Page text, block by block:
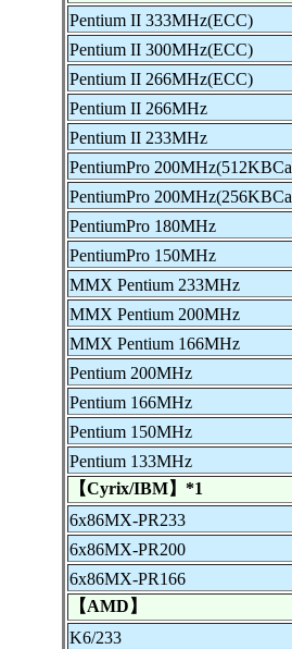
Pentium II 333MHz(ECC)
Pentium II 300MHz(ECC)
Pentium II 266MHz(ECC)
Pentium II 266MHz
Pentium II 233MHz
PentiumPro
PentiumPro
PentiumPro 180MHz
PentiumPro 150MHz
MMX Pentium 233MHz
MMX Pentium 200MHz
MMX Pentium 166MHz
Pentium 200MHz
Pentium 166MHz
Pentium 150MHz
Pentium 133MHz
【Cyrix/IBM】*1
6x86MX-PR233
6x86MX-PR200
6x86MX-PR166
【AMD】
K6/233